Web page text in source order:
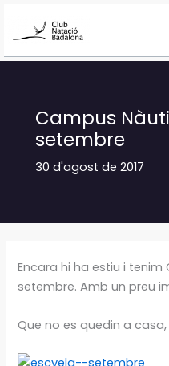
Campus
setembre
30 d'agost de 2017
Encara hi ha estiu i
setembre. Amb un preu
Que no es quedin a casa,